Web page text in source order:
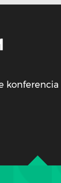
konferencia